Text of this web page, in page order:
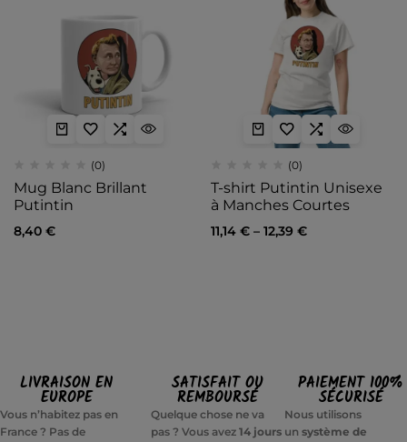
(0)
Mug Blanc Brillant
Putintin
8,40 €
(0)
T-shirt Putintin Unisexe
à Manches Courtes
11,14 €– 12,39 €
LIVRAISON EN
EUROPE
Vous n’habitez pas en
France ? Pas de
SATISFAIT OU
REMBOURSÉ
Quelque chose ne va
pas ? Vous avez14 jours
PAIEMENT 100%
SÉCURISÉ
Nous utilisons
un système de